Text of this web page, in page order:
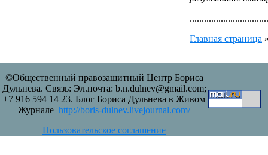
Главная страница
©Общественный правозащитный Центр Бориса
Дульнева. Связь: Эл.почта: b.n.dulnev@gmail.com;
+7 916 594 14 23. Блог Бориса Дульнева в Живом
Журнале http://boris-dulnev.livejournal.com/
Пользовательское соглашение